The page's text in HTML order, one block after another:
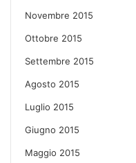
Novembre 2015
Ottobre 2015
Settembre 2015
Agosto 2015
Luglio 2015
Giugno 2015
Maggio 2015